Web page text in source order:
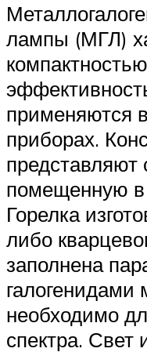
лампы (МГЛ)
применяются
приборах.
представляют
помещенную в
Горелка
либо
заполнена
галогенидами
необходимо
спектра. Свет